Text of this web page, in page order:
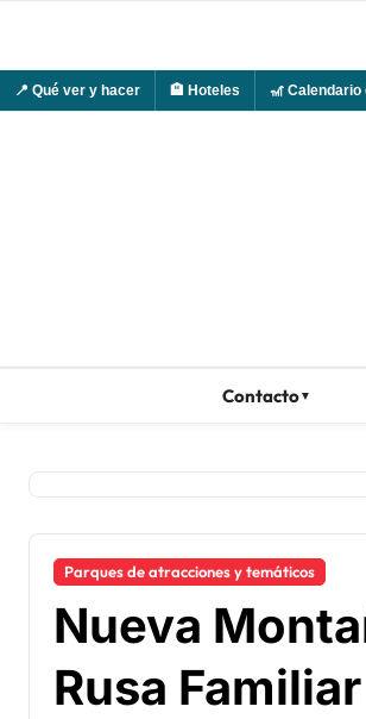
📍 Qué ver y hacer 🏨 Hoteles 🎢 Calendario
Contacto▼
Parques de atracciones y temáticos
Nueva
Rusa Familiar